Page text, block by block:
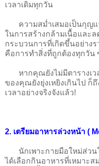
เวลาเดิมทุกวัน
ความสม่ำเสมอเป็นกุญแ
ในการสร้างกล้ามเนื้อและ
กระบวนการที่เกิดขึ้นอย่าง
คือการทำสิ่งที่ถูกต้องทุกวัน
หากคุณยังไม่มีตารางเว
ของคุณยังยุ่งเหยิงเกินไป ก็
เวลาอย่างจริงจังแล้ว!
2. เตรียมอาหารล่วงหน้า (
นักเพาะกายมือใหม่ส่วน
ได้เลือกกินอาหารที่เหมาะส